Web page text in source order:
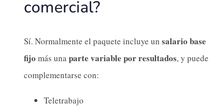
comercial?
Sí. Normalmente el paquete incluye un salario base
fijo más unaparte variable por resultados, y puede
complementarse con:
Teletrabajo